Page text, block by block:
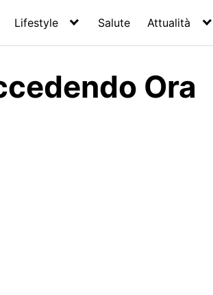
Lifestyle Salute Attualità
Ora